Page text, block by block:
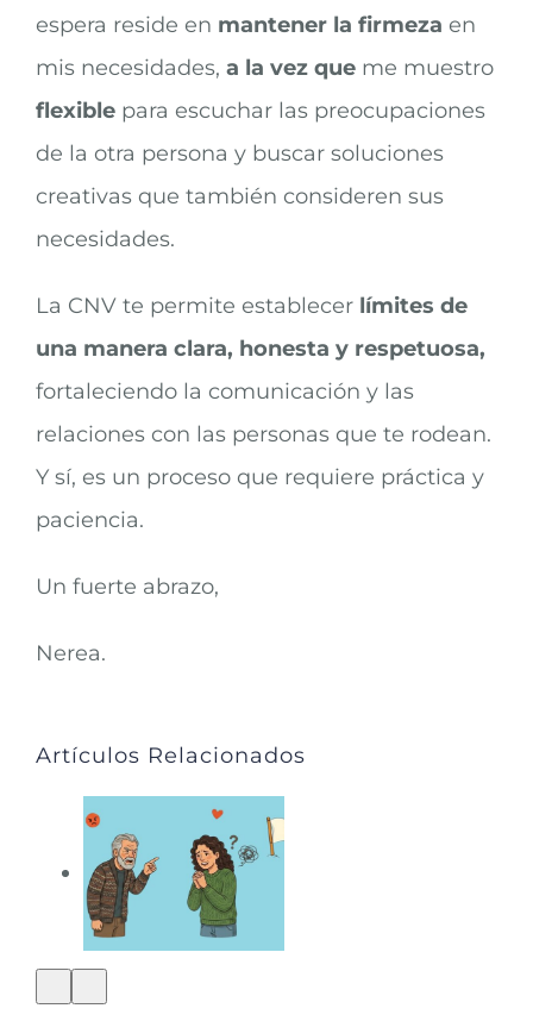
espera reside en mantener la firmeza en
mis necesidades, a la vez que me muestro
flexible para escuchar las preocupaciones
de la otra persona y buscar soluciones
creativas que también consideren sus
necesidades.
La CNV te permite establecer límites de
una manera clara, honesta y respetuosa,
fortaleciendo la comunicación y las
relaciones con las personas que te rodean.
Y sí, es un proceso que requiere práctica y
paciencia.
Un fuerte abrazo,
Nerea.
Artículos Relacionados